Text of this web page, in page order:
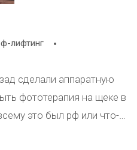
и маляр
лифтинг
сделали аппаратную
фототерапия на щеке в
это был рф или что-
было косметолог